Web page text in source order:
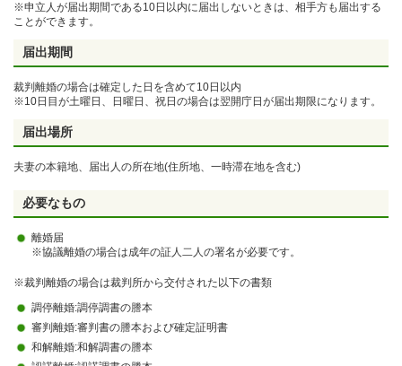
※申立人が届出期間である10日以内に届出しないときは、相手方も届出する
ことができます。
届出期間
裁判離婚の場合は確定した日を含めて10日以内
※10日目が土曜日、日曜日、祝日の場合は翌開庁日が届出期限になります。
届出場所
夫妻の本籍地、届出人の所在地(住所地、一時滞在地を含む)
必要なもの
離婚届
※協議離婚の場合は成年の証人二人の署名が必要です。
※裁判離婚の場合は裁判所から交付された以下の書類
調停離婚:調停調書の謄本
審判離婚:審判書の謄本および確定証明書
和解離婚:和解調書の謄本